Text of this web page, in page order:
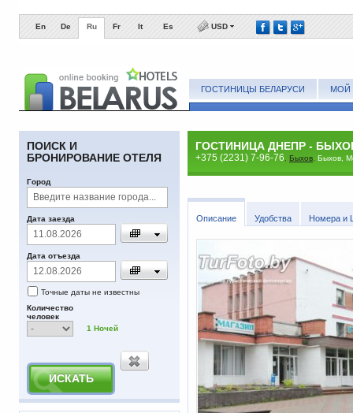
En De Ru Fr It Es USD
ГОСТИНИЦЫ БЕЛАРУСИ МОЙ
ПОИСК И
БРОНИРОВАНИЕ ОТЕЛЯ
Город
Дата заезда
Дата отъезда
Точные даты не известны
Количество
человек
1 Ночей
ГОСТИНИЦА ДНЕПР -
+375 (2231) 7-96-76 Быхов Быхов,
Описание Удобства Номера и